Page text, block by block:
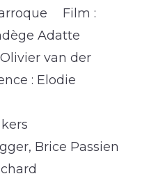
Film :
Adatte
van der
: Elodie
Brice Passien